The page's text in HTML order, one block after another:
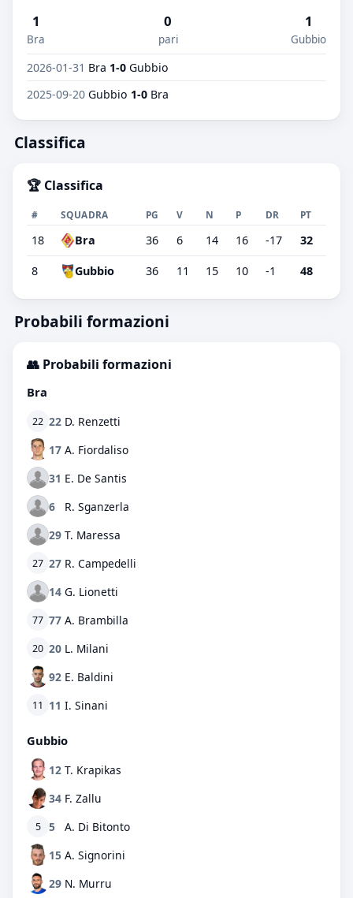
1
Bra
0
pari
1
Gubbio
2026-01-31 Bra 1-0 Gubbio
2025-09-20 Gubbio 1-0 Bra
Classifica
🏆 Classifica
# SQUADRA PG V N P DR PT
18 Bra 36 6 14 16 -17 32
8 Gubbio 36 11 15 10 -1 48
Probabili formazioni
👥 Probabili formazioni
Bra
22 22 D. Renzetti
17 A. Fiordaliso
31 E. De Santis
6
R. Sganzerla
29 T. Maressa
27 27 R. Campedelli
14 G. Lionetti
77 77 A. Brambilla
20 20 L. Milani
92 E. Baldini
11 11 I. Sinani
Gubbio
12 T. Krapikas
34 F. Zallu
5 5
A. Di Bitonto
15 A. Signorini
29 N. Murru